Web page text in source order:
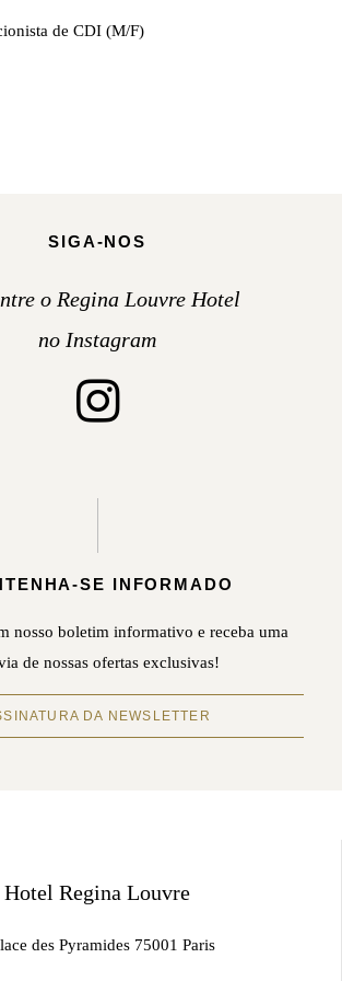
de CDI (M/F)
SIGA-NOS
o Regina Louvre Hotel
no Instagram
SE INFORMADO
nosso boletim informativo e receba uma
de nossas ofertas exclusivas!
DA NEWSLETTER
Hotel Regina Louvre
des Pyramides 75001 Paris